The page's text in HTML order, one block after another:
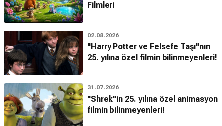
Filmleri
02.08.2026
"Harry Potter ve Felsefe Taşı"nın
25. yılına özel filmin bilinmeyenleri!
31.07.2026
"Shrek"in 25. yılına özel animasyon
filmin bilinmeyenleri!